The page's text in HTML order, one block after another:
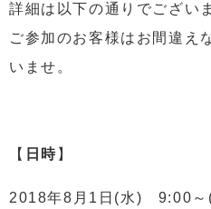
詳細は以下の通りでござい
ご参加のお客様はお間違え
いませ。
【 日時 】
2018年8月1日(水) 9:00～